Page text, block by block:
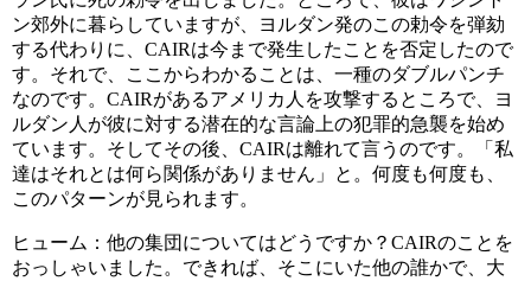
ン郊外に暮らしていますが、ヨルダン発のこの勅令を弾劾
する代わりに、CAIRは今まで発生したことを否定したので
す。それで、ここからわかることは、一種のダブルパンチ
なのです。CAIRがあるアメリカ人を攻撃するところで、ヨ
ルダン人が彼に対する潜在的な言論上の犯罪的急襲を始め
ています。そしてその後、CAIRは離れて言うのです。「私
達はそれとは何ら関係がありません」と。何度も何度も、
このパターンが見られます。
ヒューム：他の集団についてはどうですか？CAIRのことを
おっしゃいました。できれば、そこにいた他の誰かで、大